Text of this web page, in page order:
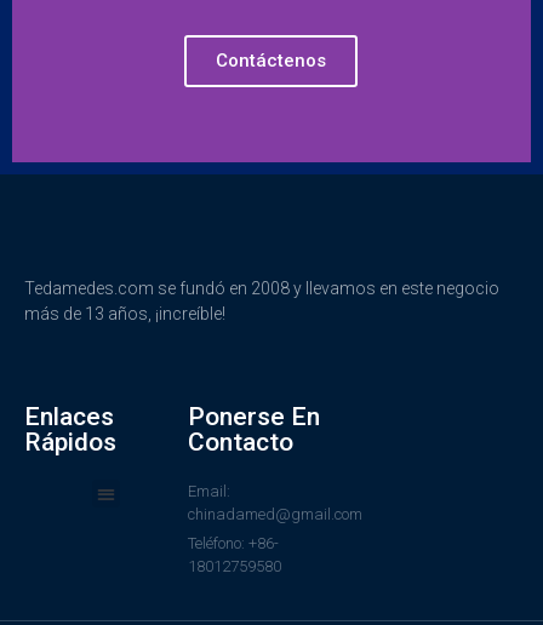
Contáctenos
Tedamedes.com se fundó en 2008 y llevamos en este negocio
más de 13 años, ¡increíble!
Enlaces
Rápidos
Ponerse En
Contacto
Email:
chinadamed@gmail.com
Teléfono: +86-
18012759580